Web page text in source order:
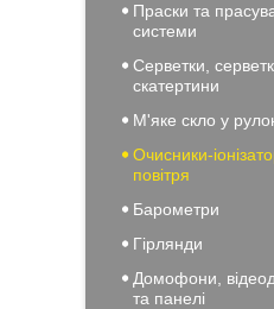
Праски та
системи
Серветки,
скатертини
М'яке скло у
Очисники-
повітря
Барометри
Гірлянди
Домофони,
та панелі